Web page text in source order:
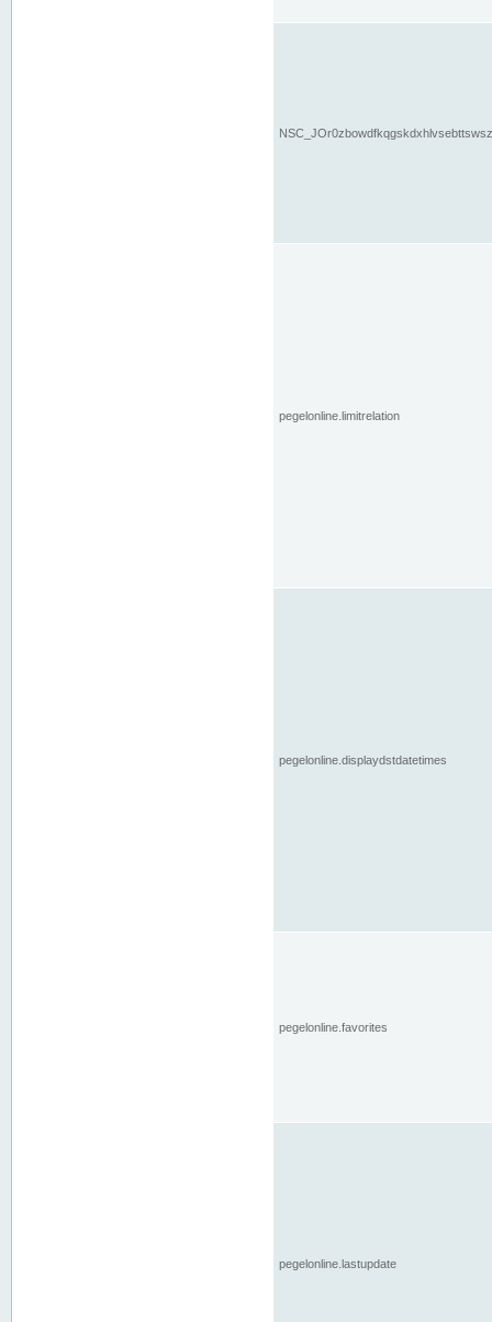
pegelonline.limitrelation
pegelonline.displaydstdatetimes
pegelonline.favorites
pegelonline.lastupdate